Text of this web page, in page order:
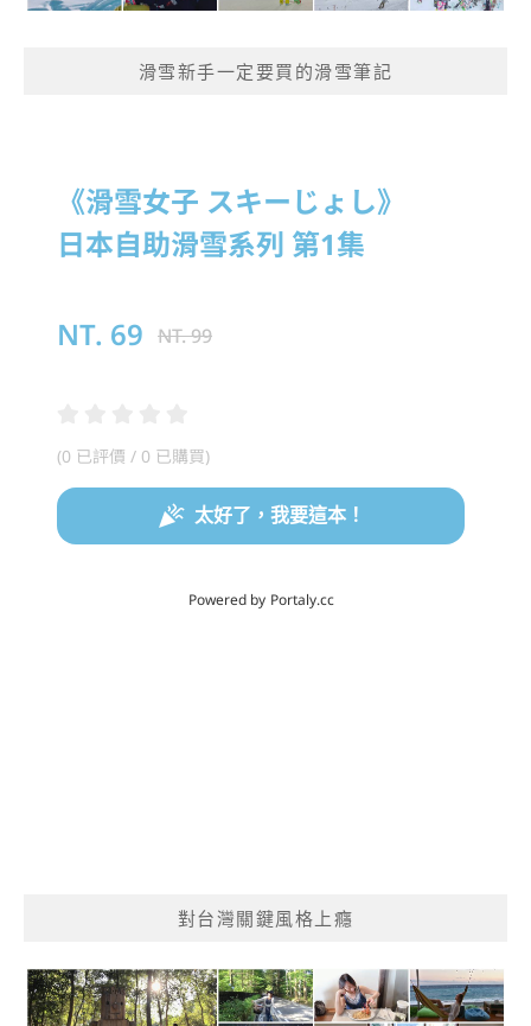
滑雪新手一定要買的滑雪筆記
對台灣關鍵風格上癮